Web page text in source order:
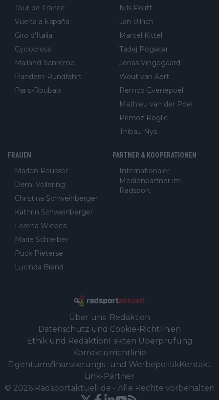
Tour de France
Vuelta a España
Giro d'Italia
Cyclocross
Mailand-Sanremo
Flandern-Rundfahrt
Paris-Roubaix
Nils Politt
Jan Ullrich
Marcel Kittel
Tadej Pogacar
Jonas Vingegaard
Wout van Aert
Remco Evenepoel
Mathieu van der Poel
Primoz Roglic
Thibau Nys
FRAUEN
Marlen Reusser
Demi Vollering
Christina Schweinberger
Kathrin Schweinberger
Lorena Wiebes
Marie Schreiber
Puck Pieterse
Lucinda Brand
PARTNER & KOOPERATIONEN
Internationaler
Medienpartner im
Radsport
Über uns Redaktion
Datenschutz und Cookie-Richtlinien
Ethik und RedaktionFakten Überprüfung
Korrekturrichtlinie
Eigentumsfinanzierungs- und WerbepolitikKontakt
Link-Partner
© 2026 Radsportaktuell.de - Alle Rechte vorbehalten